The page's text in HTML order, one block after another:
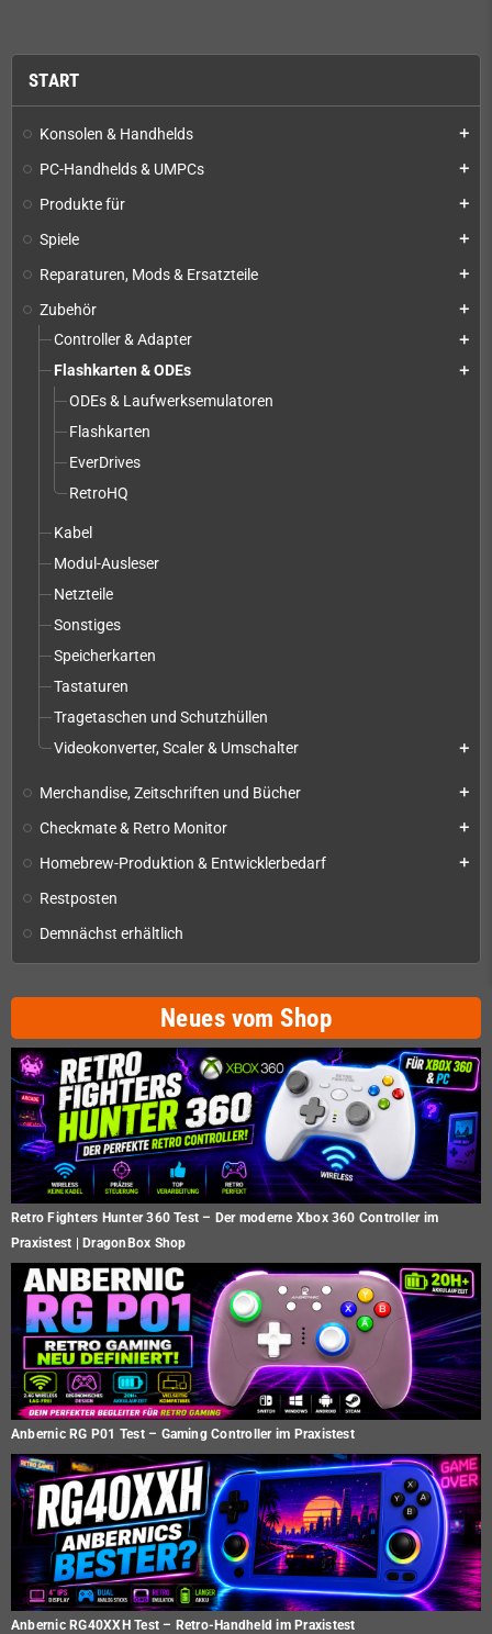
START
Konsolen & Handhelds add
PC-Handhelds & UMPCs add
Produkte für add
Spiele add
Reparaturen, Mods & Ersatzteile add
Zubehör add
Controller & Adapter add
Flashkarten & ODEs add
ODEs & Laufwerksemulatoren
Flashkarten
EverDrives
RetroHQ
Kabel
Modul-Ausleser
Netzteile
Sonstiges
Speicherkarten
Tastaturen
Tragetaschen und Schutzhüllen
Videokonverter, Scaler & Umschalter
add
Merchandise, Zeitschriften und Bücher add
Checkmate & Retro Monitor add
Homebrew-Produktion & Entwicklerbedarf add
Restposten
Demnächst erhältlich
Neues vom Shop
Retro Fighters Hunter 360 Test – Der moderne Xbox 360 Controller im
Praxistest | DragonBox Shop
Anbernic RG P01 Test – Gaming Controller im Praxistest
Anbernic RG40XXH Test – Retro-Handheld im Praxistest